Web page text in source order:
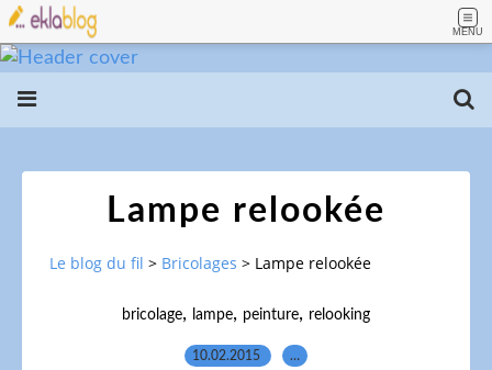
MENU
Lampe relookée
Le blog du fil > Bricolages > Lampe relookée
bricolage, lampe, peinture, relooking
10.02.2015 …